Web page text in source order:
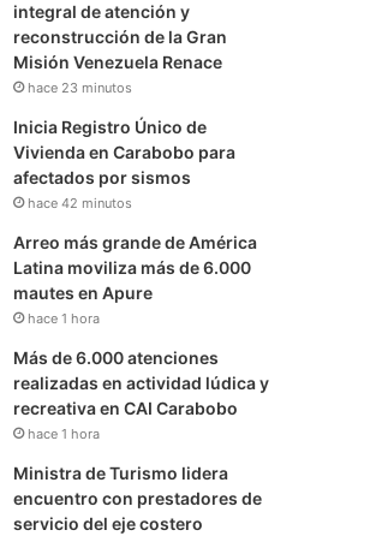
integral de atención y
reconstrucción de la Gran
Misión Venezuela Renace
hace 23 minutos
Inicia Registro Único de
Vivienda en Carabobo para
afectados por sismos
hace 42 minutos
Arreo más grande de América
Latina moviliza más de 6.000
mautes en Apure
hace 1 hora
Más de 6.000 atenciones
realizadas en actividad lúdica y
recreativa en CAI Carabobo
hace 1 hora
Ministra de Turismo lidera
encuentro con prestadores de
servicio del eje costero